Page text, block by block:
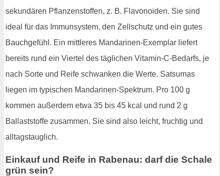
sekundären Pflanzenstoffen, z. B. Flavonoiden. Sie sind
ideal für das Immunsystem, den Zellschutz und ein gutes
Bauchgefühl. Ein mittleres Mandarinen-Exemplar liefert
bereits rund ein Viertel des täglichen Vitamin-C-Bedarfs, je
nach Sorte und Reife schwanken die Werte. Satsumas
liegen im typischen Mandarinen-Spektrum. Pro 100 g
kommen außerdem etwa 35 bis 45 kcal und rund 2 g
Ballaststoffe zusammen. Sie sind also leicht, fruchtig und
alltagstauglich.
Einkauf und Reife in Rabenau: darf die Schale
grün sein?